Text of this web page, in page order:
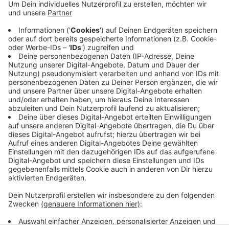
Veröffentlicht:Mittwoch, 22.07.2020 06:14
Anzeige
Das haben die Stadtwerke jetzt mitgeteilt. Der Grund
sind Bauarbeiten, diese werden vorraussichtlich 2
Wochen andauern.
Anzeige
Anzeige